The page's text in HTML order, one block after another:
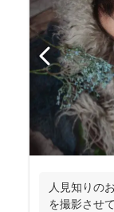
人見知りの
を撮影させ